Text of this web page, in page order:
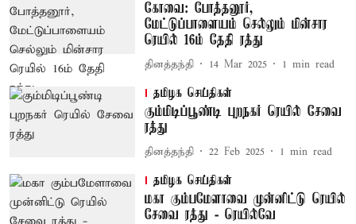
கோவை: போத்தனூர்,
மேட்டுப்பாளையம் செல்லும் மின்சார
ரெயில் 16ம் தேதி ரத்து
தினத்தந்தி 14 Mar 2025 1 min read
தமிழக செய்திகள்
கும்மிடிப்பூண்டி புறநகர் ரெயில் சேவை
ரத்து
தினத்தந்தி 22 Feb 2025 1 min read
தமிழக செய்திகள்
மகா கும்பமேளாவை முன்னிட்டு ரெயில்
சேவை ரத்து - ரெயில்வே